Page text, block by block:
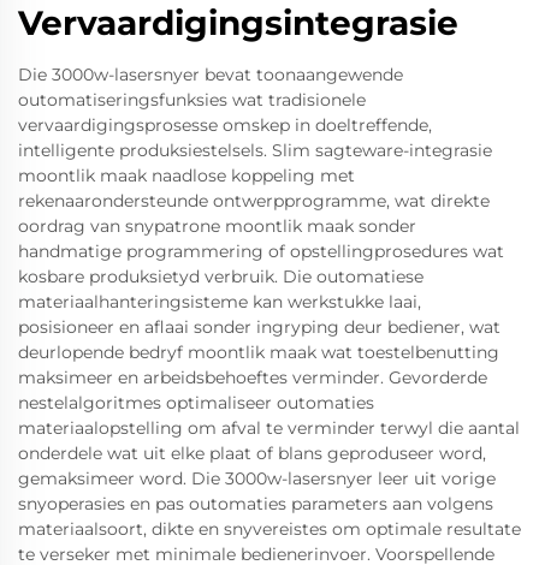
Vervaardigingsintegrasie
Die 3000w-lasersnyer bevat toonaangewende
outomatiseringsfunksies wat tradisionele
vervaardigingsprosesse omskep in doeltreffende,
intelligente produksiestelsels. Slim sagteware-integrasie
moontlik maak naadlose koppeling met
rekenaarondersteunde ontwerpprogramme, wat direkte
oordrag van snypatrone moontlik maak sonder
handmatige programmering of opstellingprosedures wat
kosbare produksietyd verbruik. Die outomatiese
materiaalhanteringsisteme kan werkstukke laai,
posisioneer en aflaai sonder ingryping deur bediener, wat
deurlopende bedryf moontlik maak wat toestelbenutting
maksimeer en arbeidsbehoeftes verminder. Gevorderde
nestelalgoritmes optimaliseer outomaties
materiaalopstelling om afval te verminder terwyl die aantal
onderdele wat uit elke plaat of blans geproduseer word,
gemaksimeer word. Die 3000w-lasersnyer leer uit vorige
snyoperasies en pas outomaties parameters aan volgens
materiaalsoort, dikte en snyvereistes om optimale resultate
te verseker met minimale bedienerinvoer. Voorspellende